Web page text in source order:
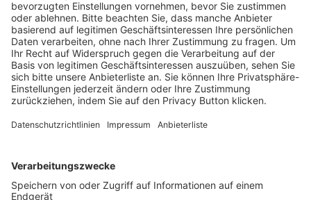
BFV-Geschäftsstellen
Trainerbörse
Login SpielPlus
FOLGE DEM BFV
TOP-VEREINE